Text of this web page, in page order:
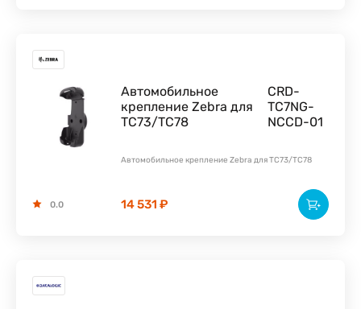
Автомобильное
крепление Zebra для
TC73/TC78
CRD-
TC7NG-
NCCD-01
Автомобильное крепление Zebra для TC73/TC78
14 531 ₽
0.0